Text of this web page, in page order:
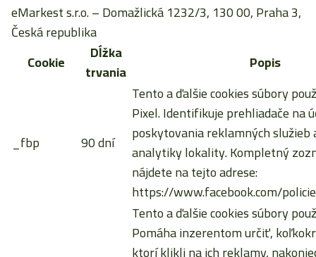
eMarkest s.r.o.– Domažlická 1232/3, 130 00, Praha 3,
Česká republika
Cookie
Dĺžka
trvania
Popis
_fbp 90 dní
Tento a ďalšie cookies súbory
Pixel. Identifikuje prehliadače na
poskytovania reklamných služieb
analytiky lokality. Kompletný
nájdete na tejto adrese:
https://www.facebook.com/
Tento a ďalšie cookies súbory
Pomáha inzerentom určiť,